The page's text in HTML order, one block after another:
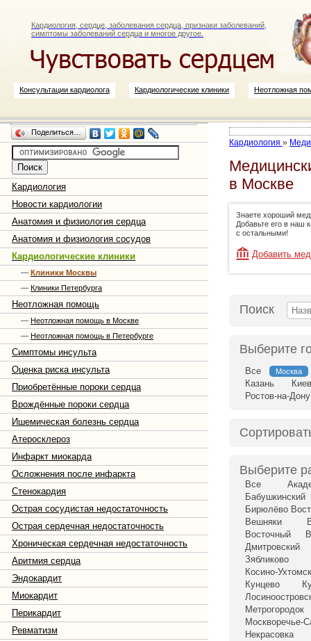
Кардиология, сердце, заболевания сердца, признаки заболеваний,
симптомы заболеваний сердца и многое другое.
Консультации кардиолога Кардиологические клиники Неотложная
Поделиться…
Кардиология
Новости кардиологии
Анатомия и физиология сердца
Анатомия и физиология сосудов
Кардиологические клиники
— Клиники Москвы
— Клиники Петербурга
Неотложная помощь
— Неотложная помощь в Москве
— Неотложная помощь в Петербурге
Симптомы инсульта
Оценка риска инсульта
Приобретённые пороки сердца
Врождённые пороки сердца
Ишемическая болезнь сердца
Атеросклероз
Инфаркт миокарда
Осложнения после инфаркта
Стенокардия
Острая сосудистая недостаточность
Острая сердечная недостаточность
Хроническая сердечная недостаточность
Аритмия сердца
Эндокардит
Миокардит
Перикардит
Ревматизм
Кардиология »
в Москве
Знаете хороший
Добавьте его в наш
с остальными!
Добавить
Поиск
Выберите
Все Москва
Казань
Ростов-на-Дону
Выберите
Все
Бабушкинский
Бирюлёво
Вешняки
Восточный
Дмитровский
Зябликово
Косино-
Кунцево
Метрогородок
Москворечье-
Некрасовка